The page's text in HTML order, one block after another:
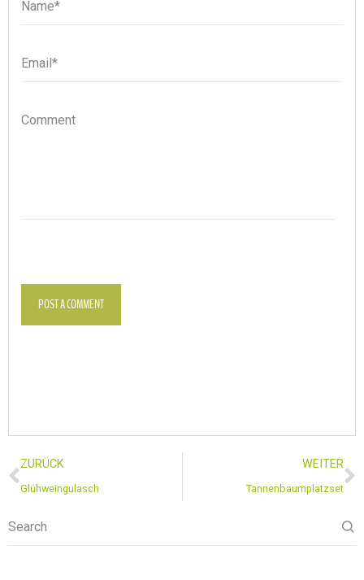
Name*
Name
Email*
Email
Comment
POST A COMMENT
ZURÜCK
Glühweingulasch
WEITER
Tannenbaumplatzset
Search